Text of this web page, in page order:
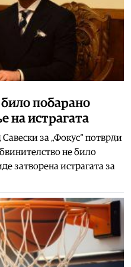
побарано
на истрагата
за „Фокус“ потврди
не било
затворена истрагата за